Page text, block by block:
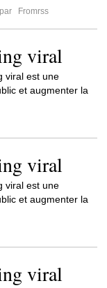
Fromrss
viral
viral est une
et augmenter la
viral
viral est une
et augmenter la
viral